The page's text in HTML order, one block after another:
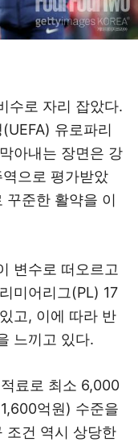
수로 자리 잡았다.
유로파리
아내는 장면은 강
으로 평가받았
꾸준한 활약을 이
변수로 떠오르고
미어리그(PL) 17
고, 이에 따라 반
느끼고 있다.
료로 최소 6,000
억원) 수준을
조건 역시 상당한